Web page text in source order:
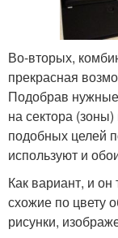
Во-вторых,
прекрасная
Подобрав нужные
на сектора
подобных целей
используют и
Как вариант, и
схожие по цвету
рисунки,